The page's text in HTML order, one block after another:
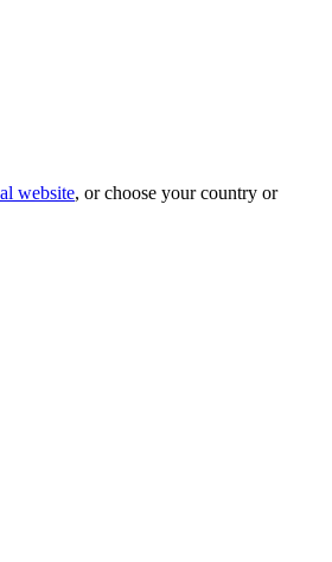
website, or choose your country or